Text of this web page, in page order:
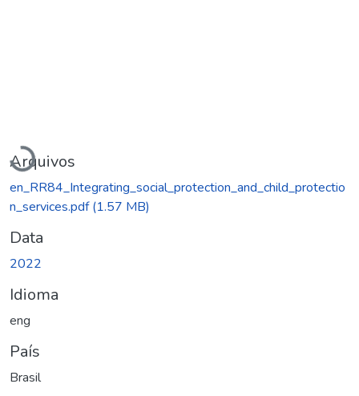
Carregando...
Arquivos
en_RR84_Integrating_social_protection_and_child_protectio
n_services.pdf(1.57 MB)
Data
2022
Idioma
eng
País
Brasil